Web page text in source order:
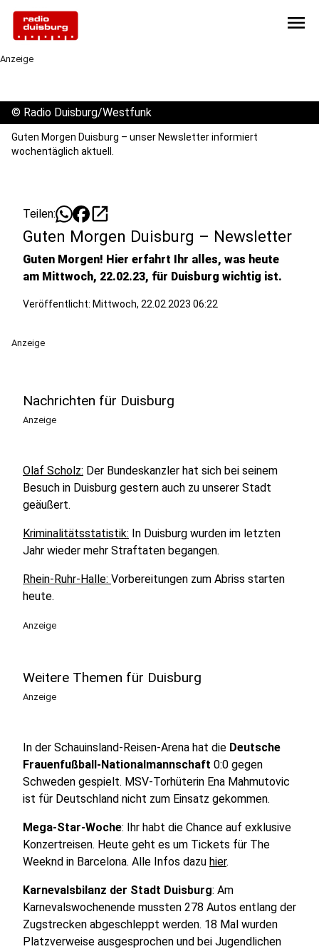
menu
Anzeige
© Radio Duisburg/Westfunk
Guten Morgen Duisburg – unser Newsletter informiert
wochentäglich aktuell.
Teilen: open_in_new
Guten Morgen Duisburg – Newsletter
Guten Morgen! Hier erfahrt Ihr alles, was heute
am Mittwoch, 22.02.23, für Duisburg wichtig ist.
Veröffentlicht: Mittwoch, 22.02.2023 06:22
Anzeige
Nachrichten für Duisburg
Anzeige
Olaf Scholz: Der Bundeskanzler hat sich bei seinem
Besuch in Duisburg gestern auch zu unserer Stadt
geäußert.
Kriminalitätsstatistik: In Duisburg wurden im letzten
Jahr wieder mehr Straftaten begangen.
Rhein-Ruhr-Halle: Vorbereitungen zum Abriss starten
heute.
Anzeige
Weitere Themen für Duisburg
Anzeige
In der Schauinsland-Reisen-Arena hat die Deutsche
Frauenfußball-Nationalmannschaft 0:0 gegen
Schweden gespielt. MSV-Torhüterin Ena Mahmutovic
ist für Deutschland nicht zum Einsatz gekommen.
Mega-Star-Woche: Ihr habt die Chance auf exklusive
Konzertreisen. Heute geht es um Tickets für The
Weeknd in Barcelona. Alle Infos dazu hier.
Karnevalsbilanz der Stadt Duisburg: Am
Karnevalswochenende mussten 278 Autos entlang der
Zugstrecken abgeschleppt werden. 18 Mal wurden
Platzverweise ausgesprochen und bei Jugendlichen